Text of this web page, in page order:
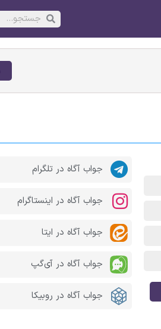
جواب آگاه در تلگرام
جواب آگاه در اینستاگرام
جواب آگاه در ایتا
جواب آگاه در آی‌گپ
جواب آگاه در روبیکا